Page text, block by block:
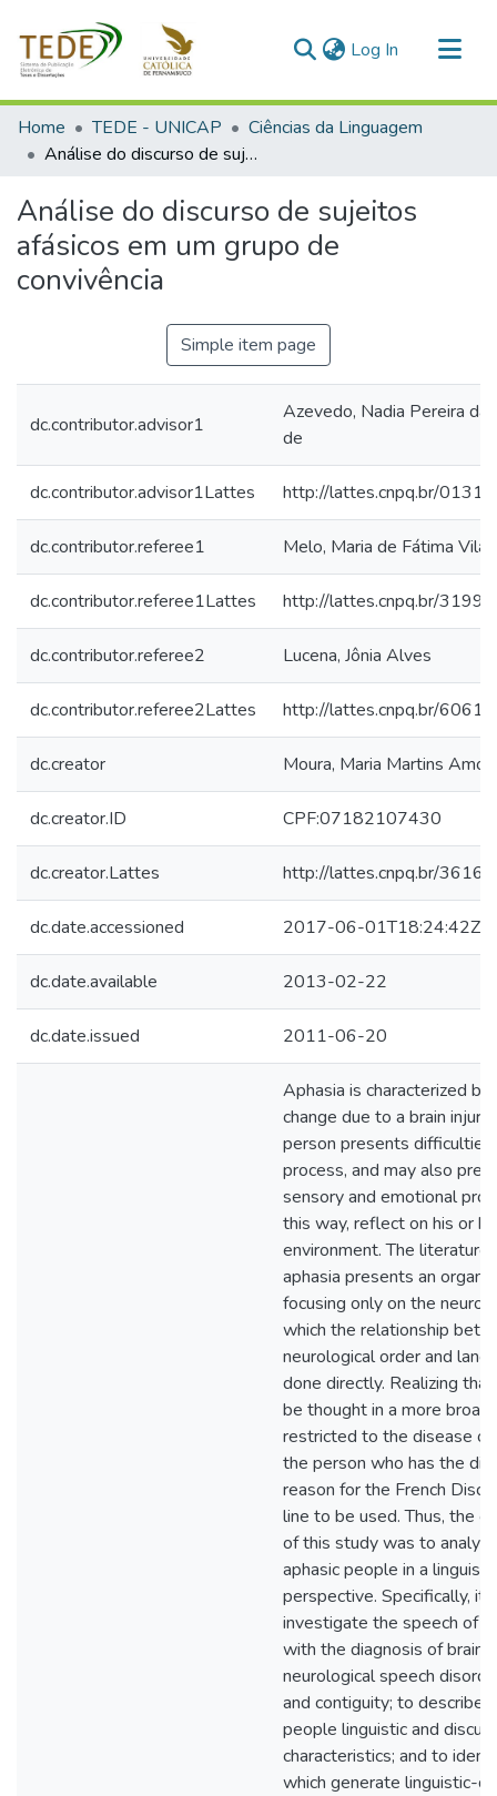
Log In (current)
Communities & Collections
All of DSpace
Home TEDE - UNICAP
Ciências da Linguagem
Análise do discurso de sujeitos afásicos em um grupo de convivência
Análise do discurso de sujeitos
afásicos em um grupo de
convivência
Simple item page
dc.contributor.advisor1
Azevedo, Nadia Pereira da
de
dc.contributor.advisor1Lattes http://lattes.cnpq.br/
dc.contributor.referee1 Melo, Maria de Fátima
dc.contributor.referee1Lattes http://lattes.cnpq.br/
dc.contributor.referee2 Lucena, Jônia Alves
dc.contributor.referee2Lattes http://lattes.cnpq.br/
dc.creator Moura, Maria Martins
dc.creator.ID CPF:07182107430
dc.creator.Lattes http://lattes.cnpq.br/
dc.date.accessioned 2017-06-01T18:24:42Z
dc.date.available 2013-02-22
dc.date.issued 2011-06-20
Aphasia is characterized by
change due to a brain
person presents difficulties
process, and may also
sensory and emotional
this way, reflect on his or
environment. The
aphasia presents an
focusing only on the
which the relationship
neurological order and
done directly. Realizing
be thought in a more
restricted to the disease
the person who has the
reason for the French
line to be used. Thus, the
of this study was to
aphasic people in a
perspective. Specifically, it
investigate the speech of
with the diagnosis of brain
neurological speech
and contiguity; to describe
people linguistic and
characteristics; and to
which generate linguistic-